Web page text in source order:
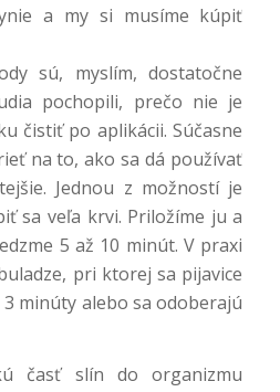
a my si musíme kúpiť
sú, myslím, dostatočne
pochopili, prečo nie je
čistiť po aplikácii. Súčasne
na to, ako sa dá používať
Jednou z možností je
sa veľa krvi. Priložíme ju a
5 až 10 minút. V praxi
pri ktorej sa pijavice
minúty alebo sa odoberajú
časť slín do organizmu